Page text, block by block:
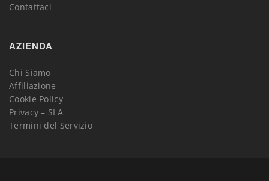
Contattaci
AZIENDA
Chi Siamo
Affiliazione
Cookie Policy
Privacy – SLA
Termini del Servizio